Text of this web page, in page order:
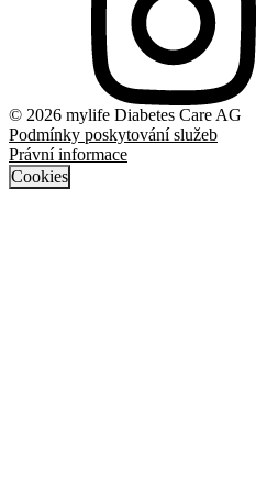
© 2026 mylife Diabetes Care AG
Podmínky poskytování služeb
Právní informace
Cookies